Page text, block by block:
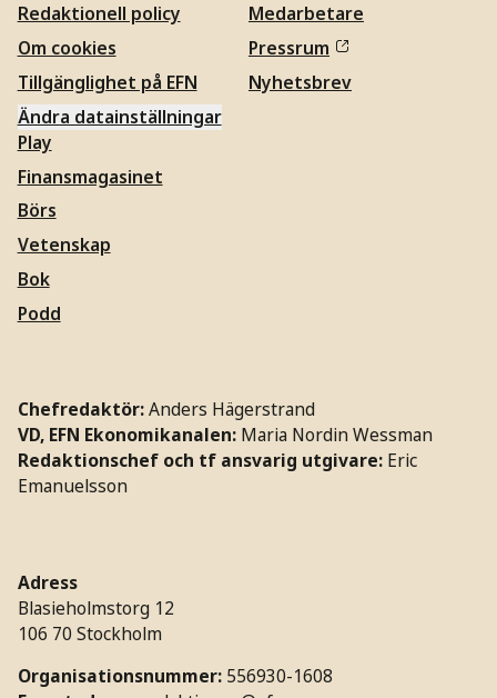
Redaktionell policy
Om cookies
Tillgänglighet på EFN
Ändra datainställningar
Medarbetare
Pressrum
Nyhetsbrev
Play
Finansmagasinet
Börs
Vetenskap
Bok
Podd
Chefredaktör:Anders Hägerstrand
VD, EFN Ekonomikanalen: Maria Nordin Wessman
Redaktionschef och tf ansvarig utgivare: Eric
Emanuelsson
Adress
Blasieholmstorg 12
106 70 Stockholm
Organisationsnummer: 556930-1608